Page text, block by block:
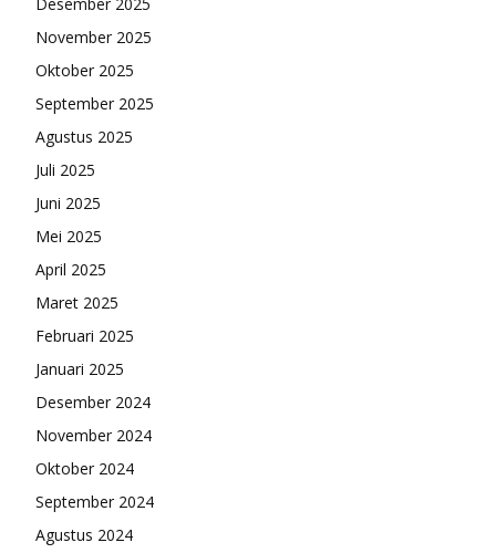
November 2025
Oktober 2025
September 2025
Agustus 2025
Juli 2025
Juni 2025
Mei 2025
April 2025
Maret 2025
Februari 2025
Januari 2025
Desember 2024
November 2024
Oktober 2024
September 2024
Agustus 2024